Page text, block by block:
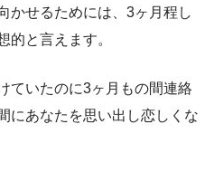
かせるためには、3ヶ月程し
的と言えます。
ていたのに3ヶ月もの間連絡
にあなたを思い出し恋しくな